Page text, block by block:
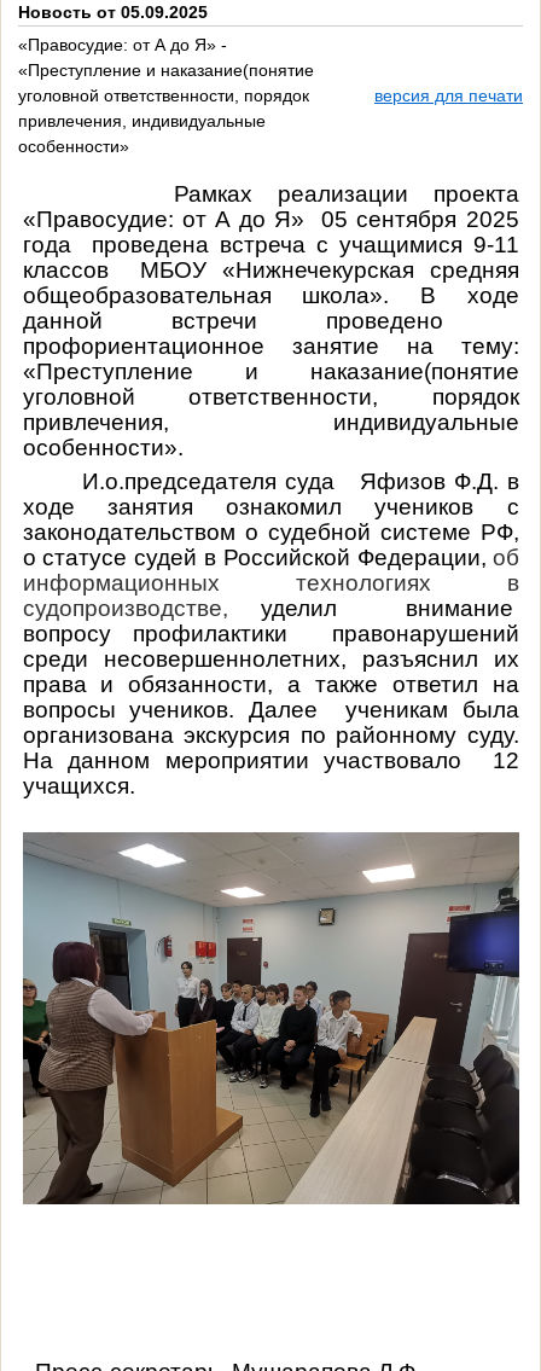
Новость от 05.09.2025
«Правосудие: от А до Я» -
«Преступление и наказание(понятие
уголовной ответственности, порядок
привлечения, индивидуальные
особенности»
версия для печати
Рамках реализации проекта
«Правосудие: от А до Я» 05 сентября 2025
года проведена встреча с учащимися 9-11
классовМБОУ «Нижнечекурская средняя
общеобразовательная школа». В ходе
данной встречи проведено
профориентационное занятие на тему:
«Преступление и наказание(понятие
уголовной ответственности, порядок
привлечения, индивидуальные
особенности».
И.о.председателя суда Яфизов Ф.Д. в
ходе занятия ознакомил учеников с
законодательством о судебной системе РФ,
о статусе судей в Российской Федерации, об
информационных технологиях в
судопроизводстве,
уделил внимание
вопросу профилактики правонарушений
среди несовершеннолетних, разъяснил их
права и обязанности, а также ответил на
вопросы учеников. Далее ученикам была
организована экскурсия по районному суду.
На данном мероприятии участвовало 12
учащихся.